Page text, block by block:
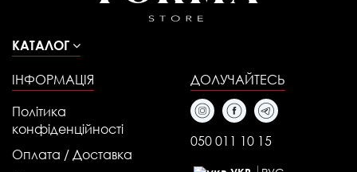
КАТАЛОГ
ІНФОРМАЦІЯ
Політика
конфіденційності
Оплата / Доставка
ДОЛУЧАЙТЕСЬ
050 011 10 15